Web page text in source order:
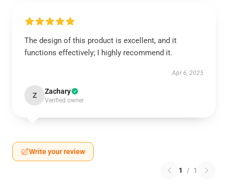
The design of this product is excellent, and it
functions effectively; I highly recommend it.
Apr 6, 2025
Z Zachary
Verified owner
Write your review
1 / 1